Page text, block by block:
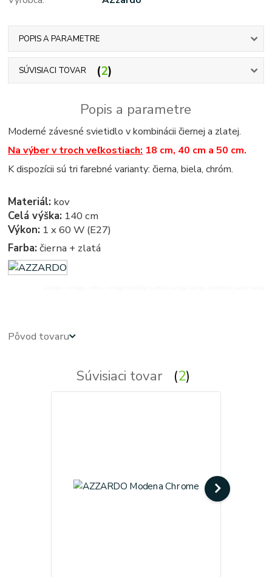
POPIS A PARAMETRE
SÚVISIACI TOVAR 2
Popis a parametre
Moderné závesné svietidlo v kombinácii čiernej a zlatej.
Na výber v troch veľkostiach: 18 cm, 40 cm a 50 cm.
K dispozícii sú tri farebné varianty: čierna, biela, chróm.
Materiál: kov
Celá výška: 140 cm
Výkon: 1 x 60 W (E27)
Farba: čierna + zlatá
Pôvod tovaru
Súvisiaci tovar 2